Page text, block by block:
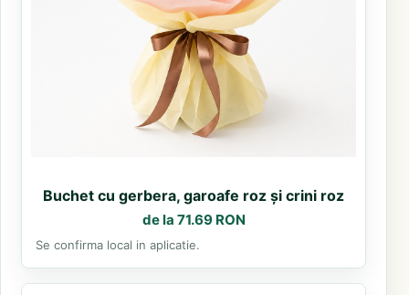
Buchet cu gerbera, garoafe roz și crini roz
de la 71.69 RON
Se confirma local in aplicatie.